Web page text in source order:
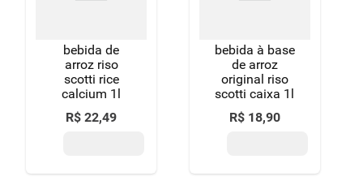
bebida de
arroz riso
scotti rice
calcium 1l
R$ 22,49
bebida à base
de arroz
original riso
scotti caixa 1l
R$ 18,90